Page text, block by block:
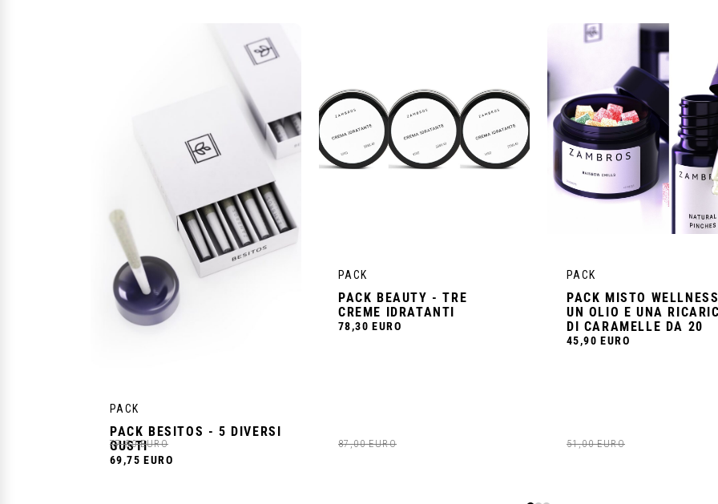
PACK
PACK BESITOS - 5 DIVERSI
GUSTI
77,50 EURO
69,75 EURO
PACK
PACK BEAUTY - TRE
CREME IDRATANTI
87,00 EURO
78,30 EURO
PACK
PACK MISTO
UN OLIO E UNA
DI CARAMELLE DA 20
51,00 EURO
45,90 EURO